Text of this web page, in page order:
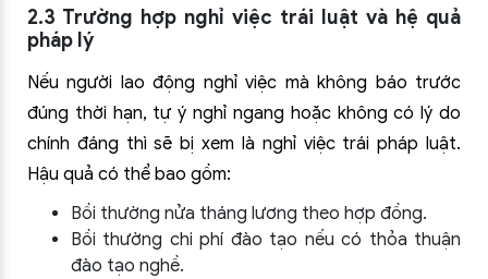
2.3 Trường hợp nghỉ việc trái luật và hệ quả
pháp lý
Nếu người lao động nghỉ việc mà không báo trước
đúng thời hạn, tự ý nghỉ ngang hoặc không có lý do
chính đáng thì sẽ bị xem là nghỉ việc trái pháp luật.
Hậu quả có thể bao gồm:
Bồi thường nửa tháng lương theo hợp đồng.
Bồi thường chi phí đào tạo nếu có thỏa thuận
đào tạo nghề.